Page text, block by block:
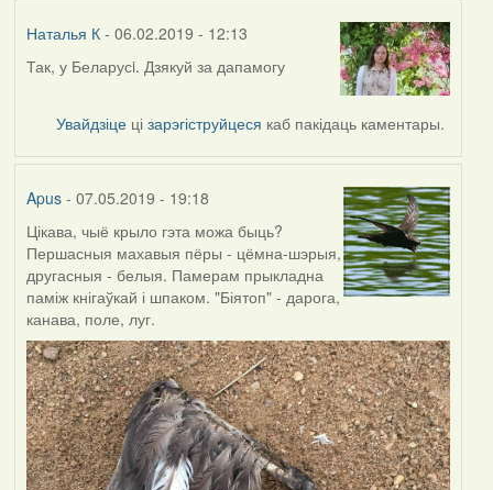
Наталья К- 06.02.2019 - 12:13
In
Harrier
Так, у Беларусi. Дзякуй за дапамогу
Увайдзіце цізарэгіструйцеся каб пакідаць каментары.
Apus- 07.05.2019 - 19:18
Цікава, чыё крыло гэта можа быць?
Першасныя махавыя пёры - цёмна-шэрыя,
другасныя - белыя. Памерам прыкладна
паміж кнігаўкай і шпаком. "Біятоп" - дарога,
канава, поле, луг.